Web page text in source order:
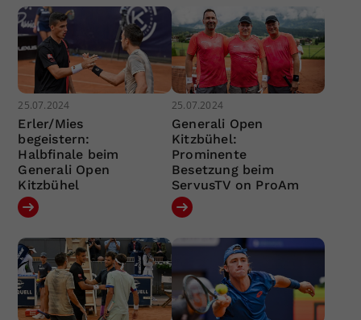
25.07.2024
Erler/Mies
begeistern:
Halbfinale beim
Generali Open
Kitzbühel
25.07.2024
Generali Open
Kitzbühel:
Prominente
Besetzung beim
ServusTV on ProAm